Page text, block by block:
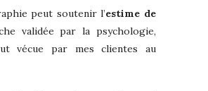
peut soutenir l’estime de
validée par la psychologie,
vécue par mes clientes au